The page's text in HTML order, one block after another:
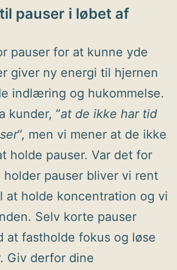
pauser i løbet af
pauser for at kunne yde
giver ny energi til hjernen
indlæring og hukommelse.
kunder, “at de ikke har tid
“, men vi mener at de ikke
holde pauser. Var det for
holder pauser bliver vi rent
at holde koncentration og vi
Selv korte pauser
at fastholde fokus og løse
Giv derfor dine